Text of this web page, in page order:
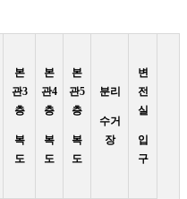
본
관3
층
복
도
본
관4
층
복
도
본
관5
층
복
도
분리
수거
장
변
전
실
입
구